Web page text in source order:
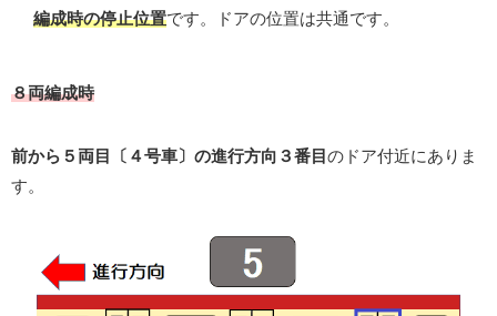
編成時の停止位置です。ドアの位置は共通です。
８両編成時
前から５両目〔４号車〕の進行方向３番目 のドア付近にありま
す。